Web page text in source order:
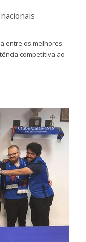
entre os melhores
competitiva ao